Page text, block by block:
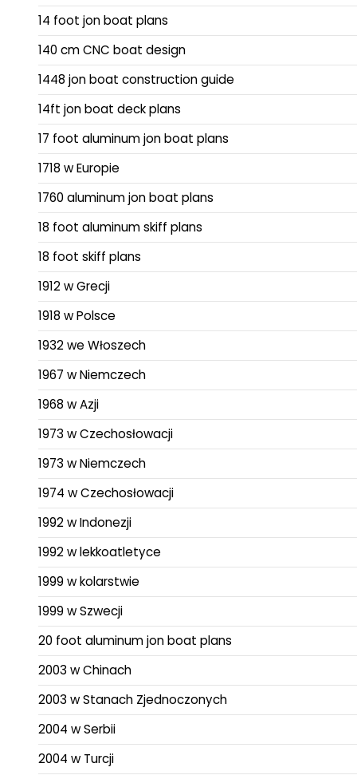
14 foot jon boat plans
140 cm CNC boat design
1448 jon boat construction guide
14ft jon boat deck plans
17 foot aluminum jon boat plans
1718 w Europie
1760 aluminum jon boat plans
18 foot aluminum skiff plans
18 foot skiff plans
1912 w Grecji
1918 w Polsce
1932 we Włoszech
1967 w Niemczech
1968 w Azji
1973 w Czechosłowacji
1973 w Niemczech
1974 w Czechosłowacji
1992 w Indonezji
1992 w lekkoatletyce
1999 w kolarstwie
1999 w Szwecji
20 foot aluminum jon boat plans
2003 w Chinach
2003 w Stanach Zjednoczonych
2004 w Serbii
2004 w Turcji